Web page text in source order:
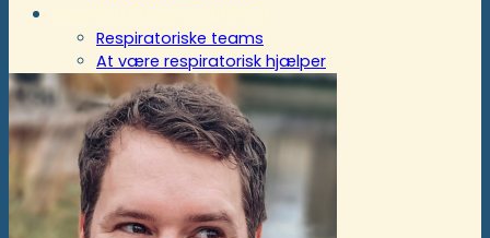
Respiratoriske teams
At være respiratorisk hjælper
Til borgere og pårørende
Kunder
Vi tilbyder
Kundefordele
Hvem er ActivCare
Bliv kunde hos ActivCare
Kundelogin